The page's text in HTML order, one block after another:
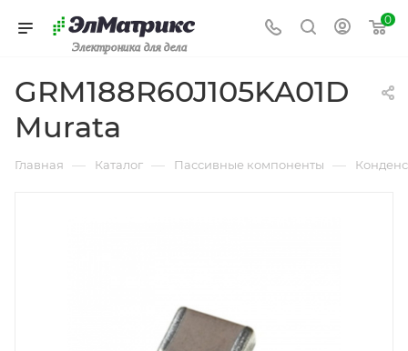
Электроника для дела
0
GRM188R60J105KA01D
Murata
Главная — Каталог — Пассивные компоненты —